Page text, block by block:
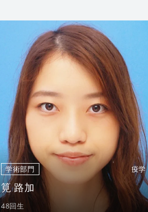
学術部門 疫学
筧 路加
48回生